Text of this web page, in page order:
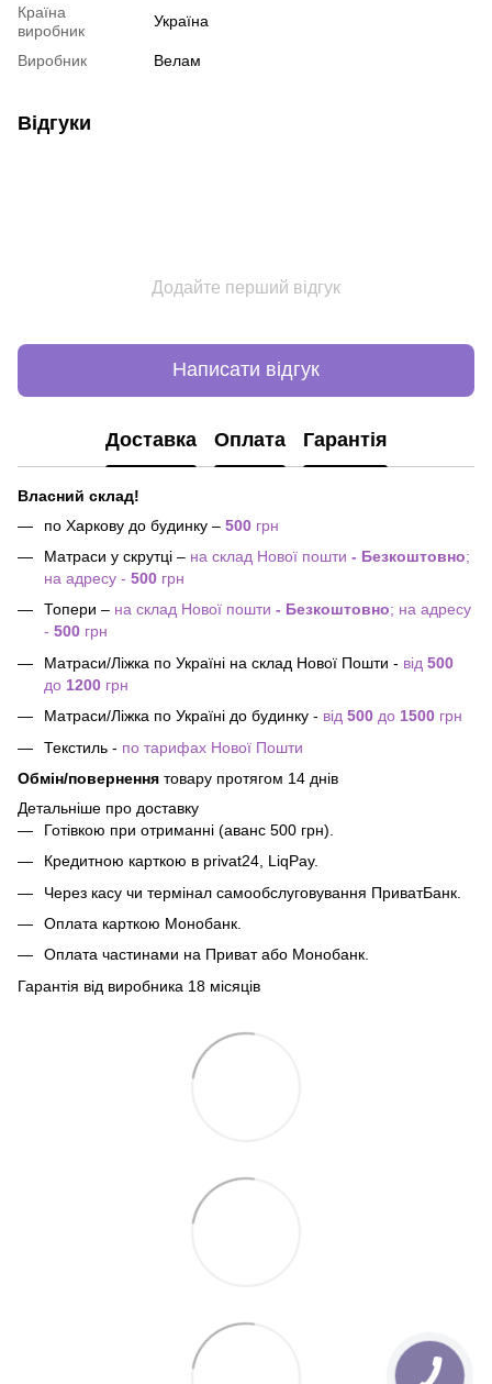
Країна
виробник
Україна
Виробник Велам
Відгуки
Додайте перший відгук
Написати відгук
Доставка Оплата Гарантія
Власний склад!
по Харкову до будинку – 500 грн
Матраси у скрутці – на склад Нової пошти - Безкоштовно;
на адресу - 500 грн
Топери – на склад Нової пошти - Безкоштовно; на адресу
- 500 грн
Матраси/Ліжка по Україні на склад Нової Пошти - від 500
до 1200 грн
Матраси/Ліжка по Україні до будинку - від 500 до 1500 грн
Текстиль - по тарифах Нової Пошти
Обмін/повернення товару протягом 14 днів
Детальніше про доставку
Готівкою при отриманні (аванс 500 грн).
Кредитною карткою в privat24, LiqPay.
Через касу чи термінал самообслуговування ПриватБанк.
Оплата карткою Монобанк.
Оплата частинами на Приват або Монобанк.
Гарантія від виробника 18 місяців